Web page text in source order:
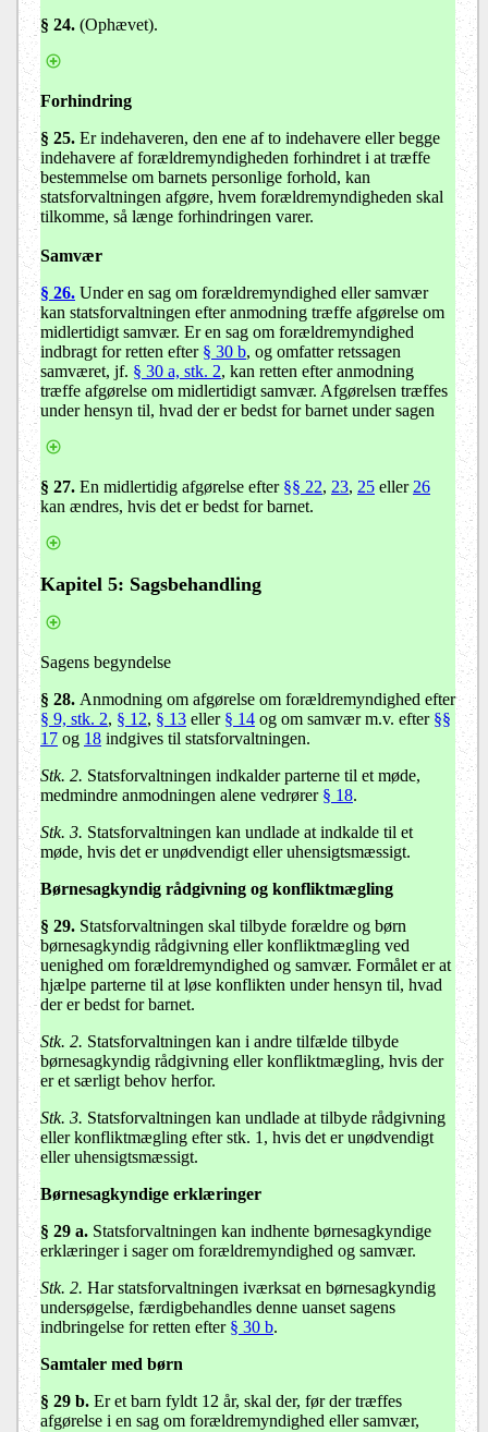
§ 24. (Ophævet).
Forhindring
§ 25. Er indehaveren, den ene af to indehavere eller begge
indehavere af forældremyndigheden forhindret i at træffe
bestemmelse om barnets personlige forhold, kan
statsforvaltningen afgøre, hvem forældremyndigheden skal
tilkomme, så længe forhindringen varer.
Samvær
§ 26. Under en sag om forældremyndighed eller samvær
kan statsforvaltningen efter anmodning træffe afgørelse om
midlertidigt samvær. Er en sag om forældremyndighed
indbragt for retten efter § 30 b, og omfatter retssagen
samværet, jf. § 30 a, stk. 2, kan retten efter anmodning
træffe afgørelse om midlertidigt samvær. Afgørelsen træffes
under hensyn til, hvad der er bedst for barnet under sagen
§ 27. En midlertidig afgørelse efter §§ 22, 23, 25 eller 26
kan ændres, hvis det er bedst for barnet.
Kapitel 5: Sagsbehandling
Sagens begyndelse
§ 28. Anmodning om afgørelse om forældremyndighed efter
§ 9, stk. 2, § 12, § 13 eller § 14 og om samvær m.v. efter §§
17 og 18 indgives til statsforvaltningen.
Stk. 2. Statsforvaltningen indkalder parterne til et møde,
medmindre anmodningen alene vedrører § 18.
Stk. 3. Statsforvaltningen kan undlade at indkalde til et
møde, hvis det er unødvendigt eller uhensigtsmæssigt.
Børnesagkyndig rådgivning og konfliktmægling
§ 29. Statsforvaltningen skal tilbyde forældre og børn
børnesagkyndig rådgivning eller konfliktmægling ved
uenighed om forældremyndighed og samvær. Formålet er at
hjælpe parterne til at løse konflikten under hensyn til, hvad
der er bedst for barnet.
Stk. 2. Statsforvaltningen kan i andre tilfælde tilbyde
børnesagkyndig rådgivning eller konfliktmægling, hvis der
er et særligt behov herfor.
Stk. 3. Statsforvaltningen kan undlade at tilbyde rådgivning
eller konfliktmægling efter stk. 1, hvis det er unødvendigt
eller uhensigtsmæssigt.
Børnesagkyndige erklæringer
§ 29 a. Statsforvaltningen kan indhente børnesagkyndige
erklæringer i sager om forældremyndighed og samvær.
Stk. 2. Har statsforvaltningen iværksat en børnesagkyndig
undersøgelse, færdigbehandles denne uanset sagens
indbringelse for retten efter § 30 b.
Samtaler med børn
§ 29 b. Er et barn fyldt 12 år, skal der, før der træffes
afgørelse i en sag om forældremyndighed eller samvær,